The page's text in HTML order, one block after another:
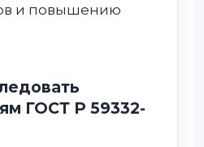
и повышению
ГОСТ Р 59332-